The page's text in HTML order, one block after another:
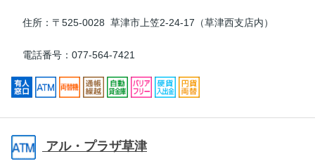
住所： 〒525-0028 草津市上笠2-24-17（草津西支店内）
電話番号：077-564-7421
アル・プラザ草津